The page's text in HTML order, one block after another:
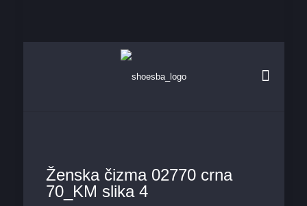
Ženska čizma 02770 crna
70_KM slika 4